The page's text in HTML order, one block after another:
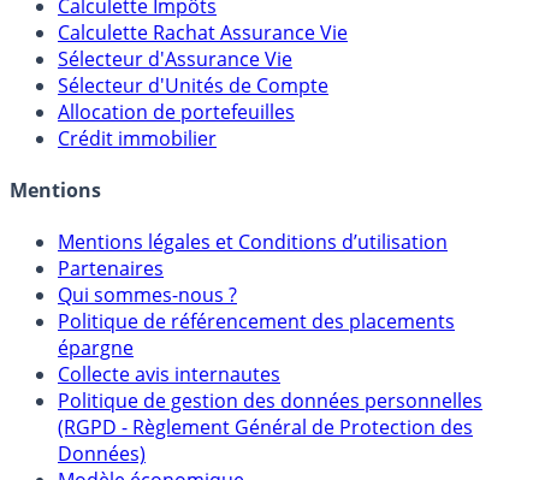
Calculateur d'intérêts
Calculette Impôts
Calculette Rachat Assurance Vie
Sélecteur d'Assurance Vie
Sélecteur d'Unités de Compte
Crédit immobilier
Mentions
Mentions légales et Conditions d’utilisation
Partenaires
Qui sommes-nous ?
Politique de référencement des placements
épargne
Collecte avis internautes
Politique de gestion des données personnelles